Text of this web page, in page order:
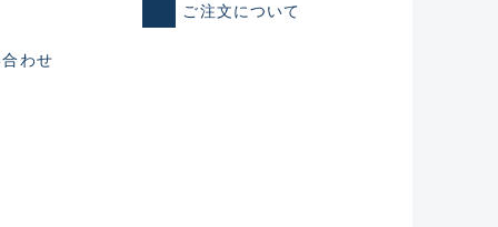
れた未使用
ご注文について
わせ